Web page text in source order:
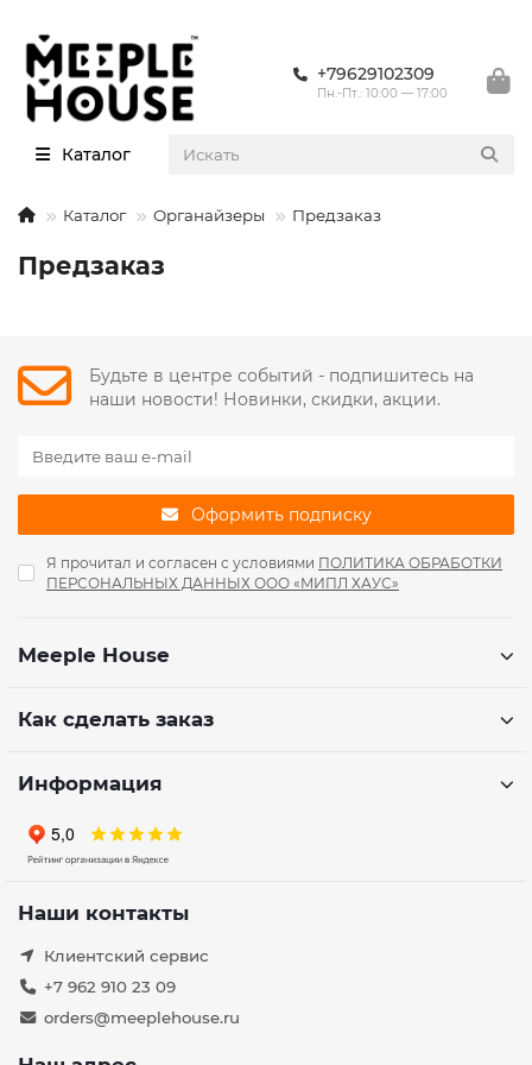
+79629102309
Пн.-Пт.: 10:00 — 17:00
Каталог
Каталог Органайзеры Предзаказ
Предзаказ
Будьте в центре событий - подпишитесь на
наши новости! Новинки, скидки, акции.
Оформить подписку
Я прочитал и согласен с условиями ПОЛИТИКА ОБРАБОТКИ
ПЕРСОНАЛЬНЫХ ДАННЫХ ООО «МИПЛ ХАУС»
Meeple House
Как сделать заказ
Информация
Наши контакты
Клиентский сервис
+7 962 910 23 09
orders@meeplehouse.ru